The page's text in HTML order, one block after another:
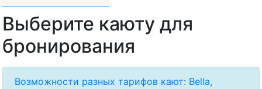
Выберите каюту для
бронирования
Возможности разных тарифов кают: Bella,